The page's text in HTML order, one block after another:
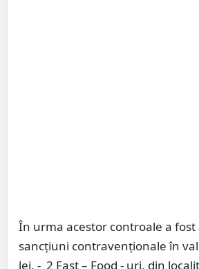
În urma acestor controale a fost
sancțiuni contravenționale în
lei, - 2 Fast – Food - uri, din